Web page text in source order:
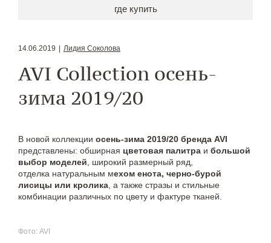
где купить
14.06.2019 Лидия Соколова
AVI Collection осень-
зима 2019/20
В новой коллекции осень-зима 2019/20 бренда AVI
представлены: обширная цветовая палитра и большой
выбор моделей , широкий размерный ряд,
отделка натуральным мехом енота, черно-бурой
лисицы или кролика , а также стразы и стильные
комбинации различных по цвету и фактуре тканей.
Фото: AVI